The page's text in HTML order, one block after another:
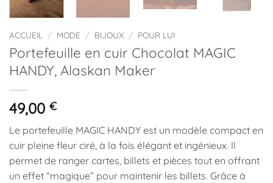
ACCUEIL / MODE / BIJOUX / POUR LUI
Portefeuille en cuir Chocolat MAGIC
HANDY, Alaskan Maker
49,00 €
Le portefeuille MAGIC HANDY est un modèle compact en
cuir pleine fleur ciré, à la fois élégant et ingénieux. Il
permet de ranger cartes, billets et pièces tout en offrant
un effet “magique” pour maintenir les billets. Grâce à